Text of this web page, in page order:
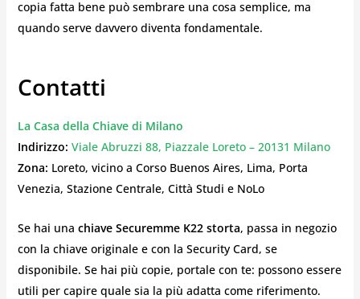
copia fatta bene può sembrare una cosa semplice, ma
quando serve davvero diventa fondamentale.
Contatti
La Casa della Chiave di Milano
Indirizzo: Viale Abruzzi 88, Piazzale Loreto – 20131 Milano
Zona: Loreto, vicino a Corso Buenos Aires, Lima, Porta
Venezia, Stazione Centrale, Città Studi e NoLo
Se hai una chiave Securemme K22 storta, passa in negozio
con la chiave originale e con la Security Card, se
disponibile. Se hai più copie, portale con te: possono essere
utili per capire quale sia la più adatta come riferimento.